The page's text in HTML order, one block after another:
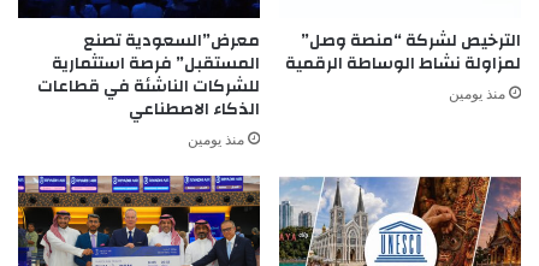
الترخيص لشركة “منصة وصل”
لمزاولة نشاط الوساطة الرقمية
منذ يومين
معرض”السعودية تصنع
المستقبل” فرصة استثمارية
للشركات الناشئة في قطاعات
الذكاء الاصطناعي
منذ يومين